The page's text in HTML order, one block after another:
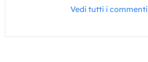
Vedi tutti i commenti